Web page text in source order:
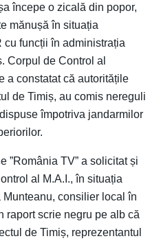
începe o zicală din popor,
mănușă în situația
cu funcții în administrația
Corpul de Control al
a constatat că autoritățile
de Timiș, au comis nereguli
împotriva jandarmilor
”România TV” a solicitat și
al M.A.I., în situația
Munteanu, consilier local în
raport scrie negru pe alb că
de Timiș, reprezentantul